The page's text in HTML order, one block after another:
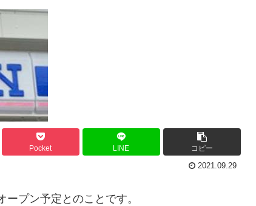
Pocket LINE コピー
2021.09.29
プン予定とのことです。